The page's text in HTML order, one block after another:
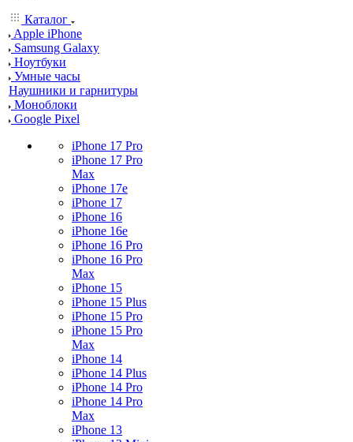
Каталог
Apple iPhone
Samsung Galaxy
Ноутбуки
Умные часы
Наушники и гарнитуры
Моноблоки
Google Pixel
iPhone 17 Pro
iPhone 17 Pro
Max
iPhone 17e
iPhone 17
iPhone 16
iPhone 16e
iPhone 16 Pro
iPhone 16 Pro
Max
iPhone 15
iPhone 15 Plus
iPhone 15 Pro
iPhone 15 Pro
Max
iPhone 14
iPhone 14 Plus
iPhone 14 Pro
iPhone 14 Pro
Max
iPhone 13